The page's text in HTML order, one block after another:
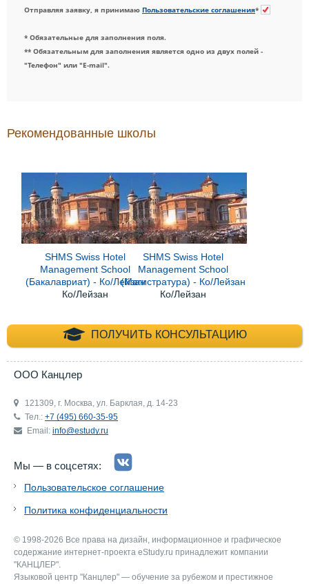
Отправляя заявку, я принимаю Пользовательские соглашения*
* Обязательные для заполнения поля.
** Обязательным для заполнения является одно из двух полей -
"Телефон" или "E-mail".
Рекомендованные школы
SHMS Swiss Hotel
Management School
(Бакалавриат) - Ко/Лейзан
Ко/Лейзан
SHMS Swiss Hotel
Management School
(Магистратура) - Ко/Лейзан
Ко/Лейзан
ПОЛУЧИТЬ КОНСУЛЬТАЦИЮ
+7 (495) 660-35-
ООО Канцлер
121309, г. Москва, ул. Барклая, д. 14-23
Тел.: +7 (495) 660-35-95
Email: info@estudy.ru
Мы — в соцсетях:
Пользовательское соглашение
Политика конфиденциальности
© 1998-2026 Все права на дизайн, информационное и графическое
содержание интернет-проекта eStudy.ru принадлежит компании
"КАНЦЛЕР".
Языковой центр "Канцлер" — обучение за рубежом и престижное